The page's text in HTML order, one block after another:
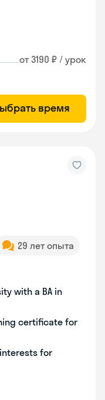
от 3190 ₽ / урок
время
29 лет опыта
with a BA in
certificate for
for